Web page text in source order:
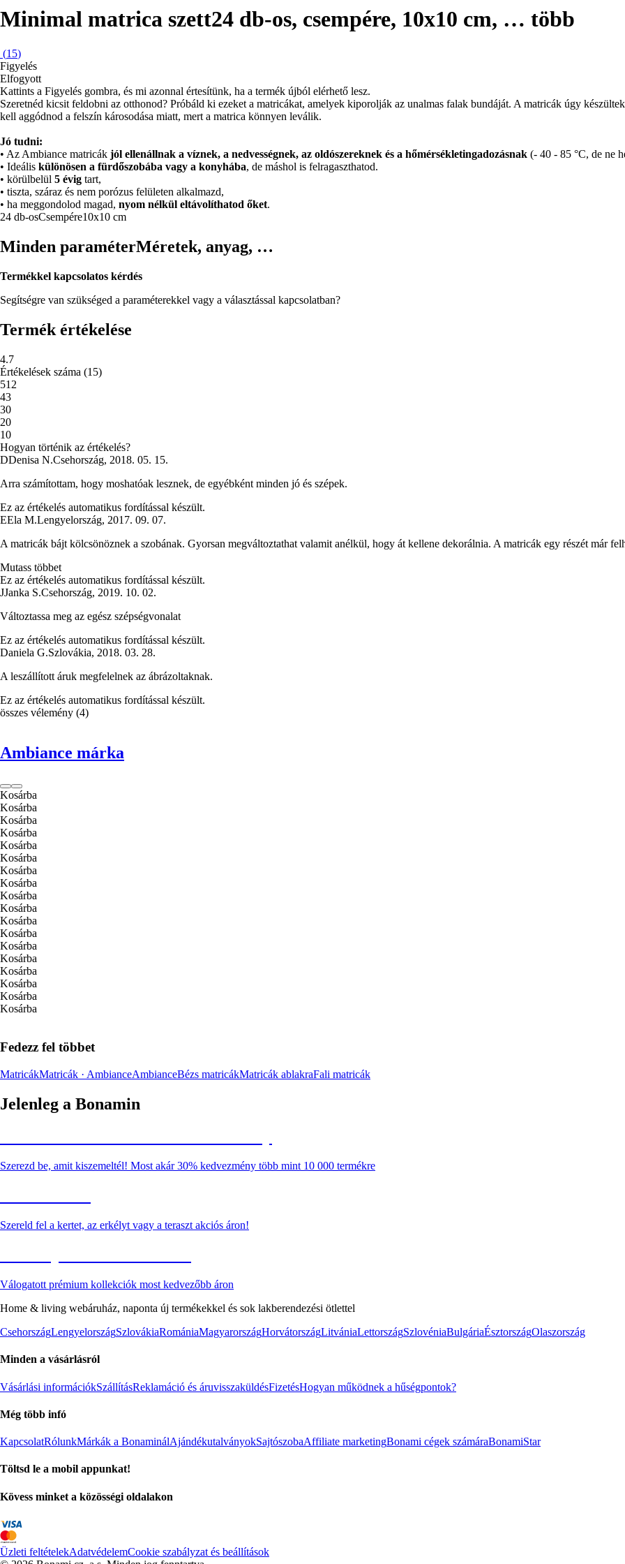
Minimal matrica szett24 db-os, csempére, 10x10 cm, … több
(15)
Figyelés
Elfogyott
Kattints a Figyelés gombra, és mi azonnal értesítünk, ha a termék újból elérhető lesz.
Szeretnéd kicsit feldobni az otthonod? Próbáld ki ezeket a matricákat, amelyek kiporolják az unalmas falak bundáját. A matricák úgy
kell aggódnod a felszín károsodása miatt, mert a matrica könnyen leválik.
Jó tudni:
• Az Ambiance matricák jól ellenállnak a víznek, a nedvességnek, az oldószereknek és a hőmérsékletingadozásnak (- 40 - 85 °C, de ne
• Ideális különösen a fürdőszobába vagy a konyhába, de máshol is felragaszthatod.
• körülbelül 5 évig tart,
• tiszta, száraz és nem porózus felületen alkalmazd,
• ha meggondolod magad, nyom nélkül eltávolíthatod őket.
24 db-osCsempére10x10 cm
Minden paraméterMéretek, anyag, …
Termékkel kapcsolatos kérdés
Segítségre van szükséged a paraméterekkel vagy a választással kapcsolatban?
Termék értékelése
4.7
Értékelések száma (15)
512
43
30
20
10
Hogyan történik az értékelés?
DDenisa N.Csehország, 2018. 05. 15.
Arra számítottam, hogy moshatóak lesznek, de egyébként minden jó és szépek.
Ez az értékelés automatikus fordítással készült.
EEla M.Lengyelország, 2017. 09. 07.
A matricák bájt kölcsönöznek a szobának. Gyorsan megváltoztathat valamit anélkül, hogy át kellene dekorálnia. A matricák egy részét már
Mutass többet
Ez az értékelés automatikus fordítással készült.
JJanka S.Csehország, 2019. 10. 02.
Változtassa meg az egész szépségvonalat
Ez az értékelés automatikus fordítással készült.
Daniela G.Szlovákia, 2018. 03. 28.
A leszállított áruk megfelelnek az ábrázoltaknak.
Ez az értékelés automatikus fordítással készült.
összes vélemény (4)
Ambiance márka
Kosárba
Kosárba
Kosárba
Kosárba
Kosárba
Kosárba
Kosárba
Kosárba
Kosárba
Kosárba
Kosárba
Kosárba
Kosárba
Kosárba
Kosárba
Kosárba
Kosárba
Kosárba
Fedezz fel többet
MatricákMatricák · AmbianceAmbianceBézs matricákMatricák ablakraFali matricák
Jelenleg a Bonamin
Szerezd be, amit kiszemeltél! Most akár 30% kedvezmény több mint 10 000 termékre
Szereld fel a kertet, az erkélyt vagy a teraszt akciós áron!
Válogatott prémium kollekciók most kedvezőbb áron
Home & living webáruház, naponta új termékekkel és sok lakberendezési ötlettel
CsehországLengyelországSzlovákiaRomániaMagyarországHorvátországLitvániaLettországSzlovéniaBulgáriaÉsztországOlaszország
Minden a vásárlásról
Vásárlási információkSzállításReklamáció és áruvisszaküldésFizetésHogyan működnek a hűségpontok?
Még több infó
KapcsolatRólunkMárkák a BonaminálAjándékutalványokSajtószobaAffiliate marketingBonami cégek számáraBonamiStar
Töltsd le a mobil appunkat!
Kövess minket a közösségi oldalakon
Üzleti feltételekAdatvédelemCookie szabályzat és beállítások